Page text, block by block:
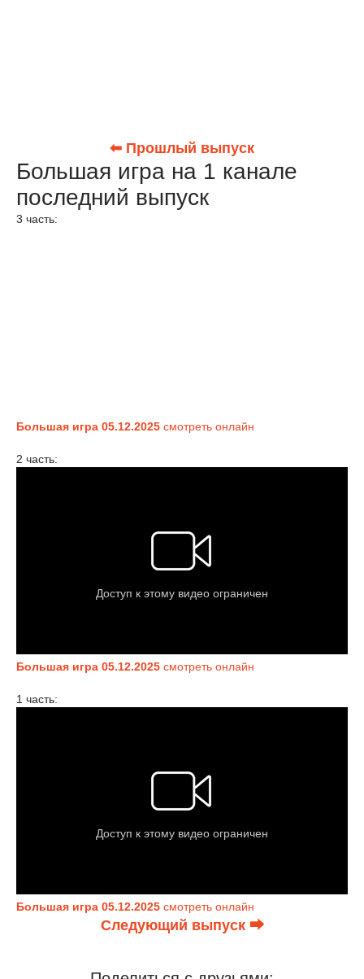
⬅ Прошлый выпуск
Большая игра на 1 канале
последний выпуск
3 часть:
Большая игра 05.12.2025 смотреть онлайн
2 часть:
Большая игра 05.12.2025 смотреть онлайн
1 часть:
Большая игра 05.12.2025 смотреть онлайн
Следующий выпуск ⮕